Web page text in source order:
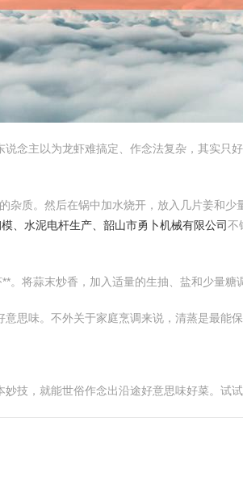
念主以为龙虾难搞定、作念法复杂，其实只
质。然后在锅中加水烧开，放入几片姜和少
、水泥电杆生产、韶山市勇卜机械有限公司不
。将蒜末炒香，加入适量的生抽、盐和少量糖
思味。不外关于家庭烹调来说，清蒸是最能保
技，就能世俗作念出沿途好意思味好菜。试